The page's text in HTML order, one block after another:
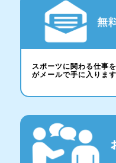
スポーツに関わる仕事
がメールで手に入りま